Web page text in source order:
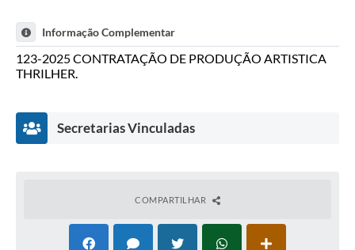
Informação Complementar
123-2025 CONTRATAÇÃO DE PRODUÇÃO ARTISTICA
THRILHER.
Secretarias Vinculadas
COMPARTILHAR